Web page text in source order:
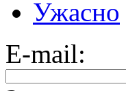
Ужасно
E-mail: